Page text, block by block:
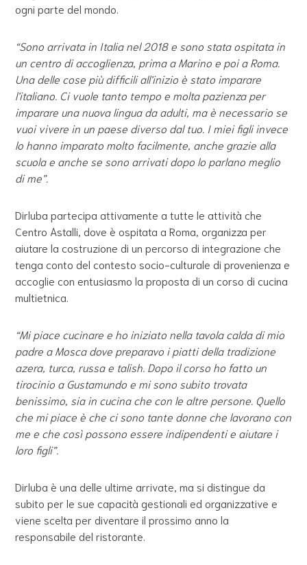
ogni parte del mondo.
“Sono arrivata in Italia nel 2018 e sono stata ospitata in
un centro di accoglienza, prima a Marino e poi a Roma.
Una delle cose più difficili all’inizio è stato imparare
l’italiano. Ci vuole tanto tempo e molta pazienza per
imparare una nuova lingua da adulti, ma è necessario se
vuoi vivere in un paese diverso dal tuo. I miei figli invece
lo hanno imparato molto facilmente, anche grazie alla
scuola e anche se sono arrivati dopo lo parlano meglio
di me”.
Dirluba partecipa attivamente a tutte le attività che
Centro Astalli, dove è ospitata a Roma, organizza per
aiutare la costruzione di un percorso di integrazione che
tenga conto del contesto socio-culturale di provenienza e
accoglie con entusiasmo la proposta di un corso di cucina
multietnica.
“Mi piace cucinare e ho iniziato nella tavola calda di mio
padre a Mosca dove preparavo i piatti della tradizione
azera, turca, russa e talish. Dopo il corso ho fatto un
tirocinio a Gustamundo e mi sono subito trovata
benissimo, sia in cucina che con le altre persone. Quello
che mi piace è che ci sono tante donne che lavorano con
me e che così possono essere indipendenti e aiutare i
loro figli”.
Dirluba è una delle ultime arrivate, ma si distingue da
subito per le sue capacità gestionali ed organizzative e
viene scelta per diventare il prossimo anno la
responsabile del ristorante.